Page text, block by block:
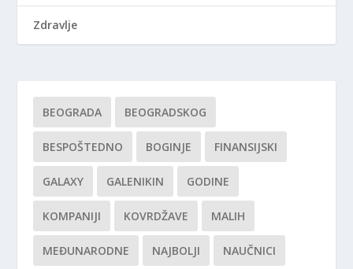
Zdravlje
BEOGRADA BEOGRADSKOG
BESPOŠTEDNO BOGINJE FINANSIJSKI
GALAXY GALENIKIN GODINE
KOMPANIJI KOVRDŽAVE MALIH
MEĐUNARODNE NAJBOLJI NAUČNICI